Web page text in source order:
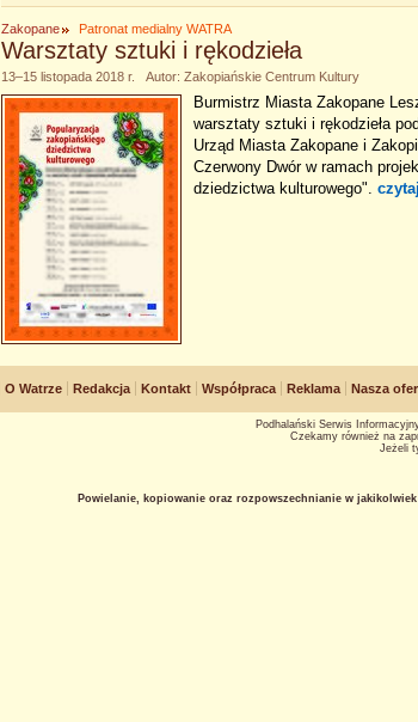
Zakopane Patronat medialny WATRA
Warsztaty sztuki i rękodzieła
13–15 listopada 2018 r. Autor: Zakopiańskie Centrum Kultury
Burmistrz Miasta Zakopane
warsztaty sztuki i rękodzieła
Urząd Miasta Zakopane i
Czerwony Dwór w ramach
dziedzictwa kulturowego".
O Watrze Redakcja Kontakt Współpraca Reklama Nasza
Podhalański Serwis
Czekamy również na
Jeżeli
Powielanie, kopiowanie oraz rozpowszechnianie w